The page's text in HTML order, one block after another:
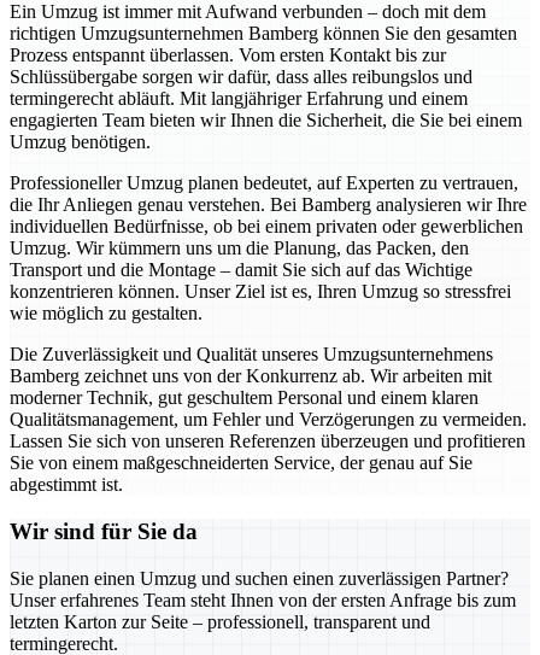
Ein Umzug ist immer mit Aufwand verbunden – doch mit dem
richtigen Umzugsunternehmen Bamberg können Sie den gesamten
Prozess entspannt überlassen. Vom ersten Kontakt bis zur
Schlüssübergabe sorgen wir dafür, dass alles reibungslos und
termingerecht abläuft. Mit langjähriger Erfahrung und einem
engagierten Team bieten wir Ihnen die Sicherheit, die Sie bei einem
Umzug benötigen.
Professioneller Umzug planen bedeutet, auf Experten zu vertrauen,
die Ihr Anliegen genau verstehen. Bei Bamberg analysieren wir Ihre
individuellen Bedürfnisse, ob bei einem privaten oder gewerblichen
Umzug. Wir kümmern uns um die Planung, das Packen, den
Transport und die Montage – damit Sie sich auf das Wichtige
konzentrieren können. Unser Ziel ist es, Ihren Umzug so stressfrei
wie möglich zu gestalten.
Die Zuverlässigkeit und Qualität unseres Umzugsunternehmens
Bamberg zeichnet uns von der Konkurrenz ab. Wir arbeiten mit
moderner Technik, gut geschultem Personal und einem klaren
Qualitätsmanagement, um Fehler und Verzögerungen zu vermeiden.
Lassen Sie sich von unseren Referenzen überzeugen und profitieren
Sie von einem maßgeschneiderten Service, der genau auf Sie
abgestimmt ist.
Wir sind für Sie da
Sie planen einen Umzug und suchen einen zuverlässigen Partner?
Unser erfahrenes Team steht Ihnen von der ersten Anfrage bis zum
letzten Karton zur Seite – professionell, transparent und
termingerecht.